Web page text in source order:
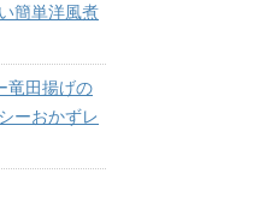
簡単洋風煮
竜田揚げの
ーおかずレ